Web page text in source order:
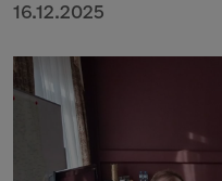
16.12.2025